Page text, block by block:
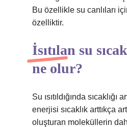
Bu özellikle su canlıları
özelliktir.
İsıtılan su
ne olur?
Su ısıtıldığında
enerjisi sıcaklık arttıkça
oluşturan moleküllerin